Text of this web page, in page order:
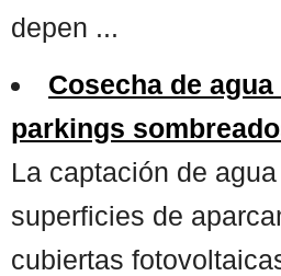
depen ...
Cosecha de
parkings
La captación de
superficies de
cubiertas